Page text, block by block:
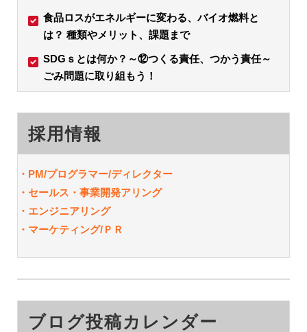
食品ロスがエネルギーに変わる、バイオ燃料と
は？ 種類やメリット、課題まで
SDGｓとは何か？～⑫つくる責任、つかう責任～
ごみ問題に取り組もう！
採用情報
・PM/プログラマー/ディレクター
・セールス・事業開発アリング
・エンジニアリング
・マーケティング/ＰＲ
ブログ投稿カレンダー